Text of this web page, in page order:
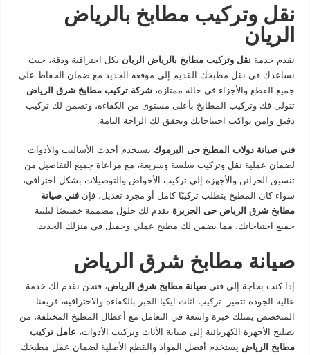
نقل وتركيب مطابخ بالرياض
الريان
نقدم خدمة نقل وتركيب مطابخ بالرياض الريان بكل احترافية ودقة، حيث
نساعدك في نقل مطبخك القديم إلى موقعه الجديد مع ضمان الحفاظ على
جميع القطع والأجزاء في حالة ممتازة،شركة تركيب مطابخ شرق الرياض
تتولى فك وتركيب المطابخ بأعلى مستوى من الكفاءة، وتضمن لك تركيب
دقيق وآمن يواكب احتياجاتك ويحقق لك الراحة التامة.
فني صيانة دولاب المطبخ حى اليرموك يستخدم أحدث الأساليب والأدوات
لضمان عملية نقل وتركيب سلسة وسريعة، مع مراعاة جميع التفاصيل من
تنسيق الخزائن والأجهزة إلى تركيب الأحواض والتوصيلات بشكل احترافي،
سواء كان المطبخ يتطلب تركيبًا كامل أو مجرد تعديل، فإنفني صيانة
مطابخ شرق الرياض حى الجزيرة يقدم لك حلول مصممة خصيصًا لتلبية
جميع احتياجاتك، مما يضمن لك مطبخ عملي وجميل في منزلك الجديد.
صيانة مطابخ شرق الرياض
إذا كنت بحاجة إلى فنيصيانة مطابخ شرق الرياض، فنحن نقدم لك خدمة
عالية الجودة تتميزتركيب اثاث ايكيا الخبر بالكفاءة والاحترافية، فريقنا
المتخصص يمتلك خبرة واسعة في التعامل مع أعطال المطبخ المختلفة، من
تصليح الأجهزة الكهربائية إلى صيانة الأثاث وتركيب الأدوات، عامل تركيب
مطابخ الرياض يستخدم أفضل المواد والقطع الأصلية لضمان عمل مطبخك